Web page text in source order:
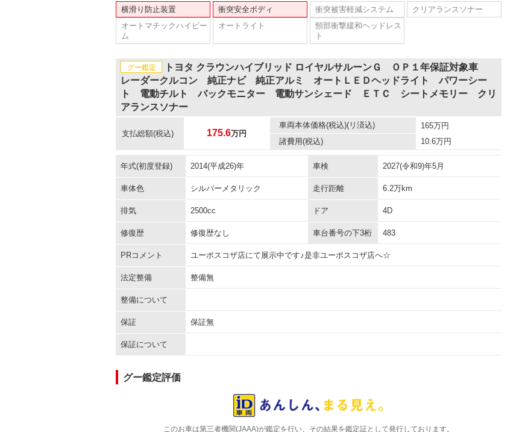
横滑り防止装置 衝突安全ボディ 衝突被害軽減システム
クリアランスソナー
オートマチックハイビー
ム
オートライト
頸部衝撃緩和ヘッドレス
ト
グー鑑定
トヨタ クラウンハイブリッド ロイヤルサルーンＧ ＯＰ１年保証対象車
レーダークルコン 純正ナビ 純正アルミ オートＬＥＤヘッドライト パワーシー
ト 電動チルト バックモニター 電動サンシェード ＥＴＣ シートメモリー クリ
アランスソナー
支払総額(税込) 175.6万円
車両本体価格(税込)(リ済込) 165万円
諸費用(税込) 10.6万円
年式(初度登録) 2014(平成26)年 車検 2027(令和9)年5月
車体色 シルバーメタリック 走行距離 6.2万km
排気 2500cc ドア 4D
修復歴 修復歴なし 車台番号の下3桁 483
PRコメント ユーポスコザ店にて展示中です♪是非ユーポスコザ店へ☆
法定整備 整備無
整備について
保証 保証無
保証について
グー鑑定評価
このお車は第三者機関(JAAA)が鑑定を行い、その結果を鑑定証として発行しております。